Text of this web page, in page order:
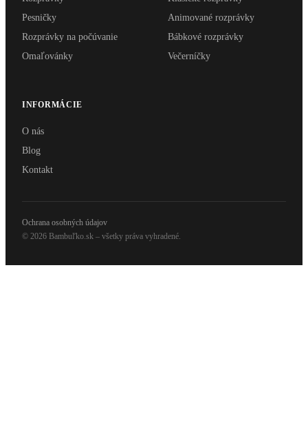
Pesničky
Rozprávky na počúvanie
Omaľovánky
Animované rozprávky
Bábkové rozprávky
Večerníčky
INFORMÁCIE
O nás
Blog
Kontakt
© 2026 Bambuľko.sk – všetky práva vyhradené.
Ochrana osobných údajov